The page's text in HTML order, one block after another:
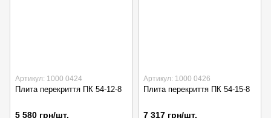
Артикул: 1000 0424
Плита перекриття ПК 54-12-8
5 580 грн/шт.
Артикул: 1000 0426
Плита перекриття ПК 54-15-8
7 317 грн/шт.